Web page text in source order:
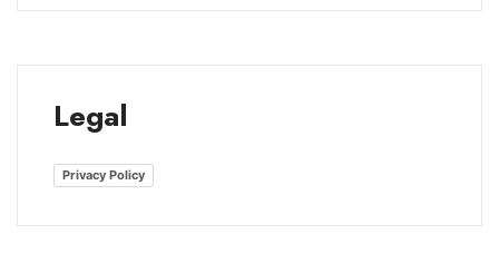
Legal
Privacy Policy